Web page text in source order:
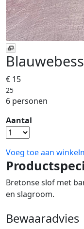
€ 15
25
6 personen
Aantal
Voeg toe aan
Bretonse slof met
en slagroom.
Bewaaradvies